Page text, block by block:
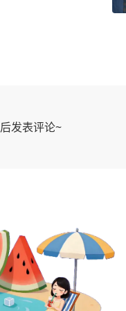
后发表评论~